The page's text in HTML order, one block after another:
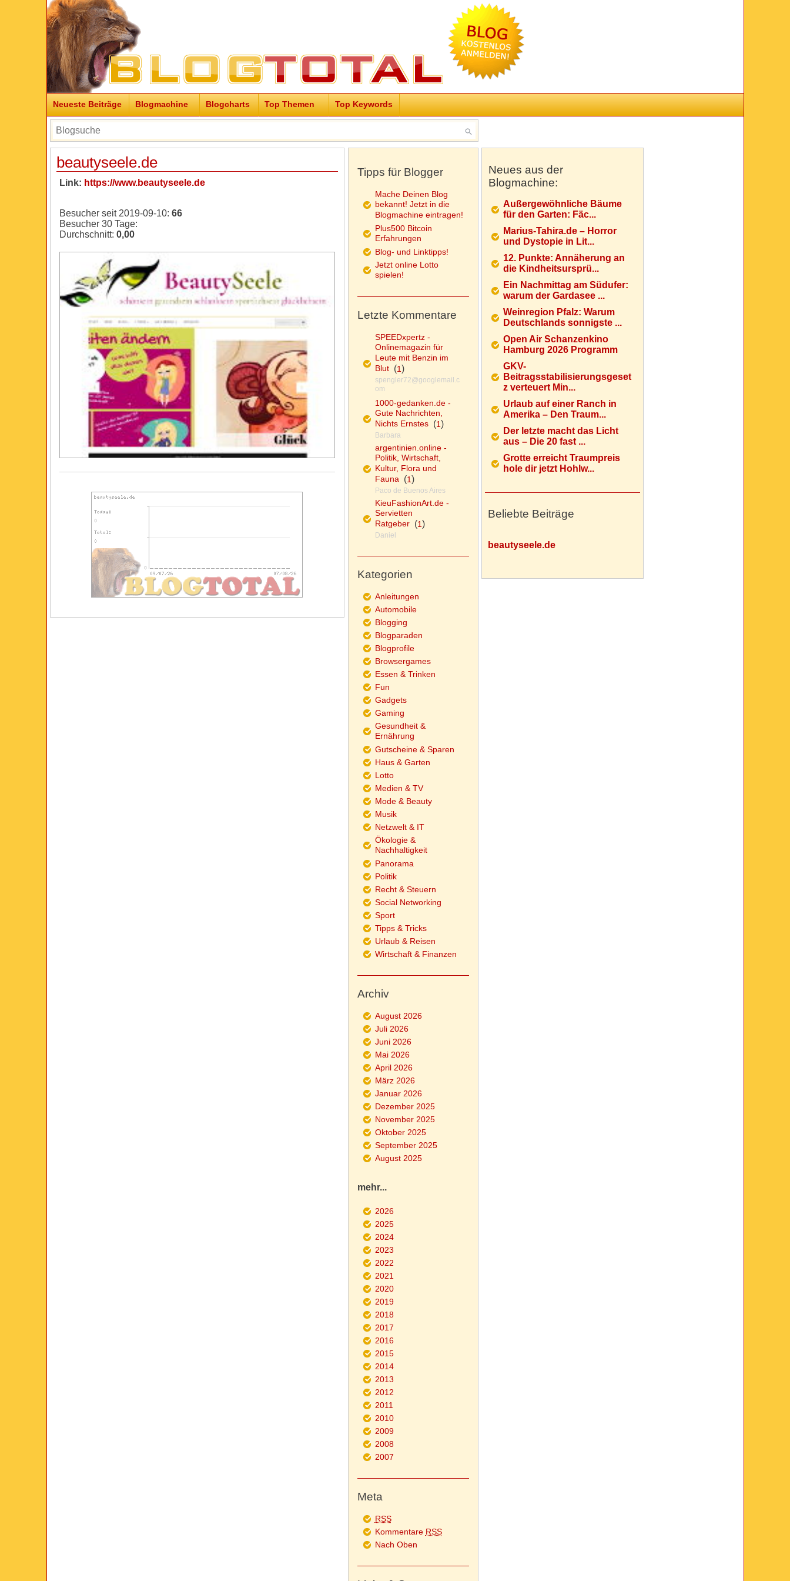
Neueste Beiträge Blogmachine Blogcharts Top Themen Top Keywords
beautyseele.de
Link: https://www.beautyseele.de
Besucher seit 2019-09-10: 66
Besucher 30 Tage:
Durchschnitt: 0,00
Neues aus der
Blogmachine:
Außergewöhnliche Bäume
für den Garten: Fäc...
Marius-Tahira.de – Horror
und Dystopie in Lit...
12. Punkte: Annäherung an
die Kindheitsursprü...
Ein Nachmittag am Südufer:
warum der Gardasee ...
Weinregion Pfalz: Warum
Deutschlands sonnigste ...
Open Air Schanzenkino
Hamburg 2026 Programm
GKV-
Beitragsstabilisierungsgeset
z verteuert Min...
Urlaub auf einer Ranch in
Amerika – Den Traum...
Der letzte macht das Licht
aus – Die 20 fast ...
Grotte erreicht Traumpreis
hole dir jetzt Hohlw...
Beliebte Beiträge
beautyseele.de
Tipps für Blogger
Mache Deinen Blog
bekannt! Jetzt in die
Blogmachine eintragen!
Plus500 Bitcoin
Erfahrungen
Blog- und Linktipps!
Jetzt online Lotto
spielen!
Letzte Kommentare
SPEEDxpertz -
Onlinemagazin für
Leute mit Benzin im
Blut(1)
spengler72@googlemail.c
om
1000-gedanken.de -
Gute Nachrichten,
Nichts Ernstes(1)
Barbara
argentinien.online -
Politik, Wirtschaft,
Kultur, Flora und
Fauna(1)
Paco de Buenos Aires
KieuFashionArt.de -
Servietten
Ratgeber(1)
Daniel
Kategorien
Anleitungen
Automobile
Blogging
Blogparaden
Blogprofile
Browsergames
Essen & Trinken
Fun
Gadgets
Gaming
Gesundheit &
Ernährung
Gutscheine & Sparen
Haus & Garten
Lotto
Medien & TV
Mode & Beauty
Musik
Netzwelt & IT
Ökologie &
Nachhaltigkeit
Panorama
Politik
Recht & Steuern
Social Networking
Sport
Tipps & Tricks
Urlaub & Reisen
Wirtschaft & Finanzen
Archiv
August 2026
Juli 2026
Juni 2026
Mai 2026
April 2026
März 2026
Januar 2026
Dezember 2025
November 2025
Oktober 2025
September 2025
August 2025
mehr...
2026
2025
2024
2023
2022
2021
2020
2019
2018
2017
2016
2015
2014
2013
2012
2011
2010
2009
2008
2007
Meta
RSS
Kommentare RSS
Nach Oben